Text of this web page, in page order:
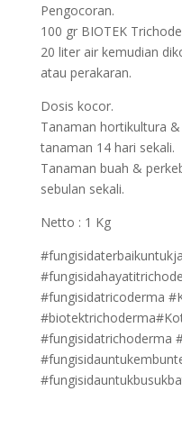
Pengocoran.
100 gr BIOTEK
20 liter air kemudian
atau perakaran.
Dosis kocor.
Tanaman hortikultura
tanaman 14 hari sekali.
Tanaman buah &
sebulan sekali.
Netto : 1 Kg
#fungisidatricoderma
#fungisidatrichoderma